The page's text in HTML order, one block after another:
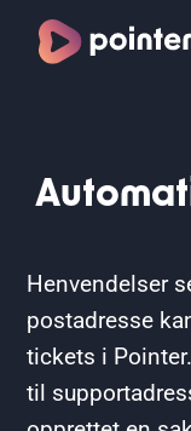
Henvendelser
postadresse
tickets i
til